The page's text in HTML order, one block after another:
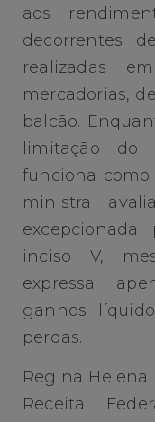
aos
decorrentes
realizadas
mercadorias,
balcão.
limitação do
funciona como
ministra
inciso V,
expressa
ganhos
perdas.
Regina
Receita